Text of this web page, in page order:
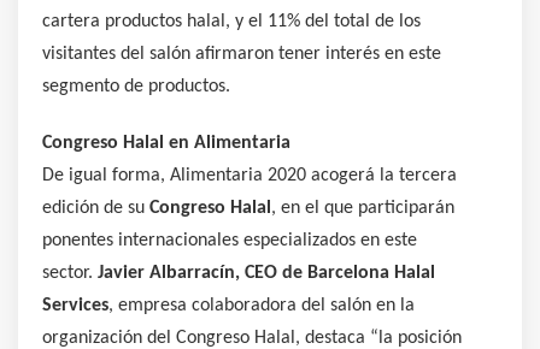
cartera productos halal, y el 11% del total de los
visitantes del salón afirmaron tener interés en este
segmento de productos.
Congreso Halal en Alimentaria
De igual forma, Alimentaria 2020 acogerá la tercera
edición de su Congreso Halal , en el que participarán
ponentes internacionales especializados en este
sector. Javier Albarracín, CEO de Barcelona Halal
Services, empresa colaboradora del salón en la
organización del Congreso Halal, destaca “la posición